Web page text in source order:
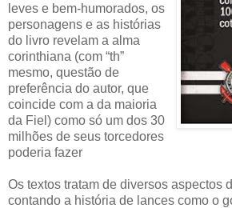
leves e bem-humorados, os
personagens e as histórias
do livro revelam a alma
corinthiana (com “th”
mesmo, questão de
preferência do autor, que
coincide com a da maioria
da Fiel) como só um dos 30
milhões de seus torcedores
poderia fazer
Os textos tratam de diversos aspectos
contando a história de lances como o